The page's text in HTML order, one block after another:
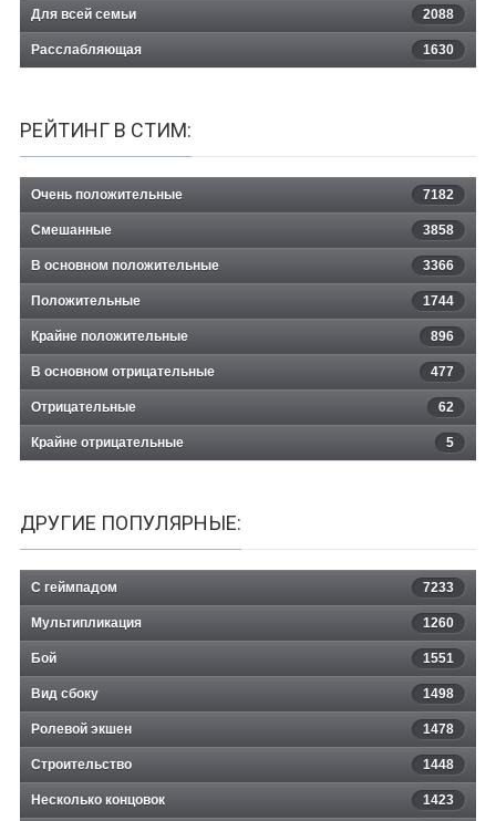
Для всей семьи 2088
Расслабляющая 1630
РЕЙТИНГ В СТИМ:
Очень положительные 7182
Смешанные 3858
В основном положительные 3366
Положительные 1744
Крайне положительные 896
В основном отрицательные 477
Отрицательные 62
Крайне отрицательные 5
ДРУГИЕ ПОПУЛЯРНЫЕ:
С геймпадом 7233
Мультипликация 1260
Бой 1551
Вид сбоку 1498
Ролевой экшен 1478
Строительство 1448
Несколько концовок 1423